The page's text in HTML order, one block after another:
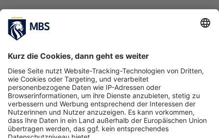
Copyright © Munich Business School